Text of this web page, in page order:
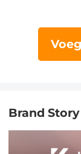
Brand Story